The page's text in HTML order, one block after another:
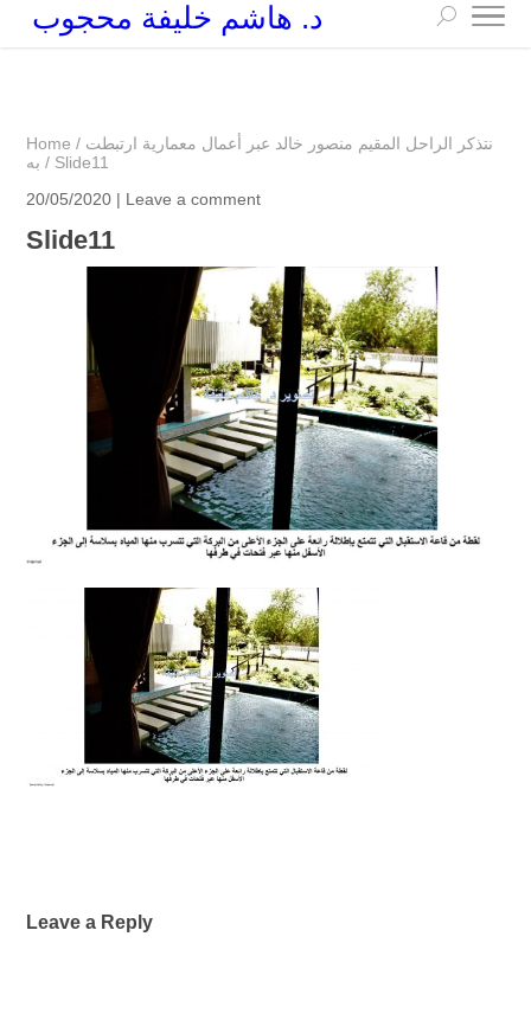
د. هاشم خليفة محجوب
Home / نتذكر الراحل المقيم منصور خالد عبر أعمال معمارية ارتبطت
به / Slide11
20/05/2020 | Leave a comment
Slide11
Leave a Reply